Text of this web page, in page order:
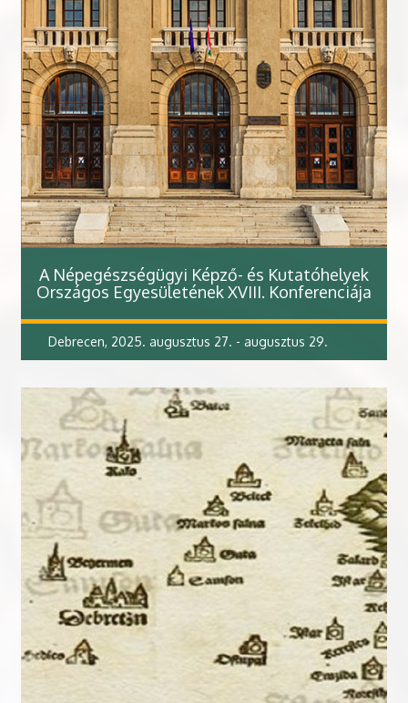
A Népegészségügyi Képző- és Kutatóhelyek
Országos Egyesületének XVIII. Konferenciája
Debrecen, 2025. augusztus 27. - augusztus 29.